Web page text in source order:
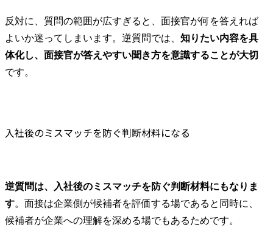
反対に、質問の範囲が広すぎると、面接官が何を答えれば
よいか迷ってしまいます。逆質問では、 知りたい内容を具
体化し、面接官が答えやすい聞き方を意識することが大切
です。
入社後のミスマッチを防ぐ判断材料になる
逆質問は、入社後のミスマッチを防ぐ判断材料にもなりま
す。面接は企業側が候補者を評価する場であると同時に、
候補者が企業への理解を深める場でもあるためです。